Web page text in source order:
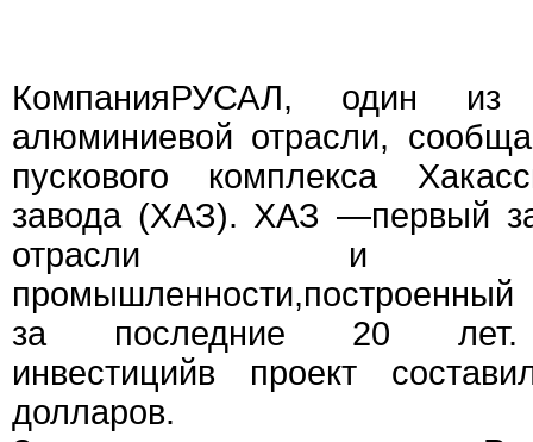
КомпанияРУСАЛ, один из
алюминиевой отрасли,
пускового комплекса
завода (ХАЗ). ХАЗ —первый
отрасли и
за последние 20
инвестицийв проект
долларов.